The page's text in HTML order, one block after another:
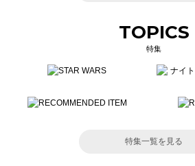
TOPICS
特集
特集一覧を見る